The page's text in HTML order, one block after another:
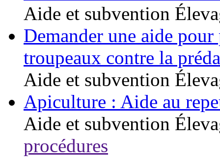
Aide et subvention
Demander une aide
troupeaux contre la
Aide et subvention
Apiculture : Aide au
Aide et subvention
procédures